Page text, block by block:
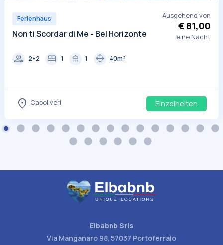
Ferienhaus
Non ti Scordar di Me - Bel Horizonte
Ausgehend von
€ 81,00
eine Nacht
group 2+2 bed 1 shower 1 drag_pan 40m²
location_on Capoliveri Einzelheiten
Elbabnb Srls
Via Manganaro 98, 57037 Portoferraio